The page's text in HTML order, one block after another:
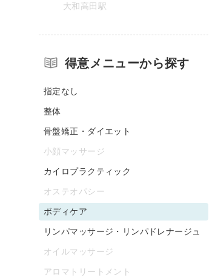
大和高田駅
得意メニューから探す
指定なし
整体
骨盤矯正・ダイエット
小顔マッサージ
カイロプラクティック
オステオパシー
ボディケア
リンパマッサージ・リンパドレナージュ
オイルマッサージ
アロマトリートメント